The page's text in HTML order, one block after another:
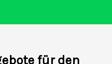
für den